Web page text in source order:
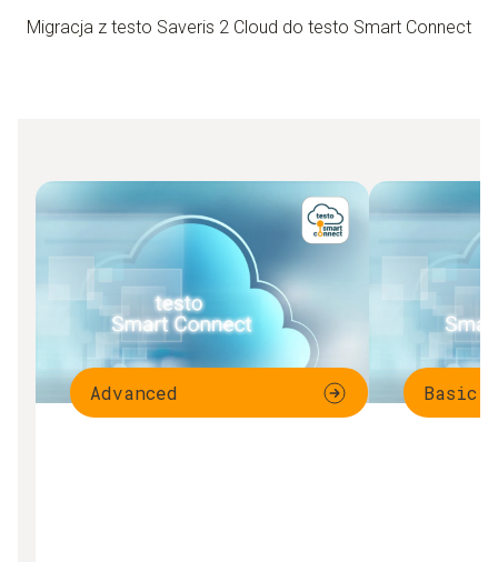
Migracja z testo Saveris 2 Cloud do testo Smart Connect
Advanced Basic